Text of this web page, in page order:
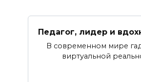
Педагог, лидер и
В современном мире
виртуальной